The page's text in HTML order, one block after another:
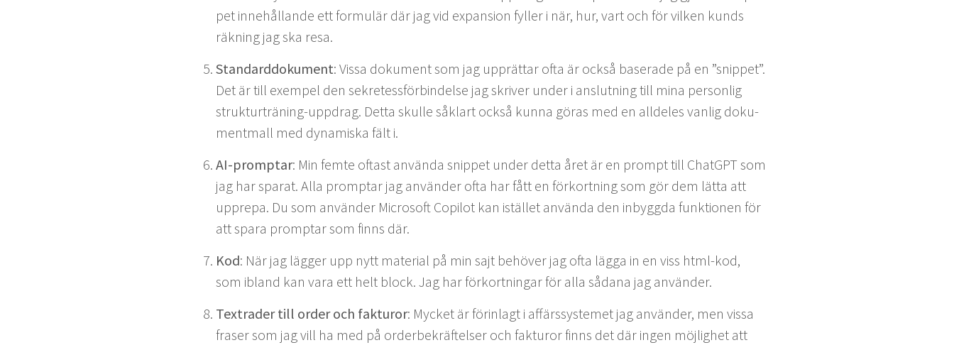
pet innehål­lande ett for­mulär där jag vid expan­sion fyller i när, hur, vart och för vilken kunds
räkn­ing jag ska resa.
Stan­dard­doku­ment: Vis­sa doku­ment som jag upprät­tar ofta är ock­så baser­ade på en ”snip­pet”.
Det är till exem­pel den sekretess­förbindelse jag skriv­er under i anslut­ning till mina per­son­lig
struk­turträn­ing-upp­drag. Det­ta skulle såk­lart ock­så kun­na göras med en allde­les van­lig doku­
ment­mall med dynamiska fält i.
AI-promp­tar: Min femte oftast använ­da snip­pet under det­ta året är en prompt till Chat­G­PT som
jag har sparat. Alla promp­tar jag använ­der ofta har fått en förko­rt­ning som gör dem lät­ta att
upprepa. Du som använ­der Microsoft Copi­lot kan istäl­let använ­da den inbyg­g­da funk­tio­nen för
att spara promp­tar som finns där.
Kod: När jag läg­ger upp nytt mate­r­i­al på min sajt behöver jag ofta läg­ga in en viss html-kod,
som ibland kan vara ett helt block. Jag har förko­rt­ningar för alla sådana jag använder.
Tex­trad­er till order och fak­tur­or: Myck­et är förin­lagt i affärssys­temet jag använ­der, men vis­sa
fras­er som jag vill ha med på order­bekräf­telser och fak­tur­or finns det där ingen möj­lighet att